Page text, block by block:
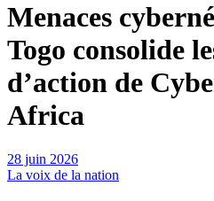
Menaces
Togo consolide
d’action de
Africa
28 juin 2026
La voix de la nation